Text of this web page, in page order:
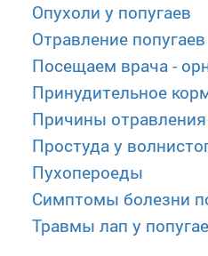
Опухоли у попугаев
Отравление попугаев
Посещаем врача -
Принудительное
Причины
Простуда у
Пухопероеды
Симптомы болезни
Травмы лап у